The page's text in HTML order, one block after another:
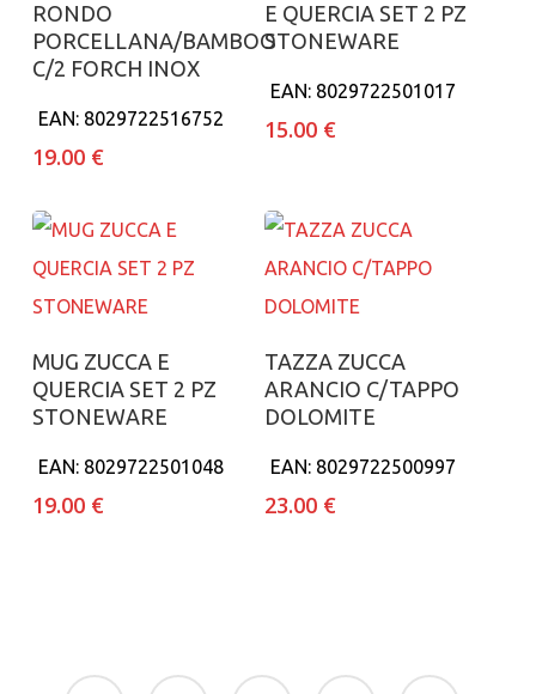
RONDO
PORCELLANA/BAMBOO
C/2 FORCH INOX
EAN: 8029722516752
19.00 €
E QUERCIA SET 2 PZ
STONEWARE
EAN: 8029722501017
15.00 €
Aggiungi al carrello
MUG ZUCCA E
QUERCIA SET 2 PZ
STONEWARE
EAN: 8029722501048
19.00 €
Aggiungi al carrello
TAZZA ZUCCA
ARANCIO C/TAPPO
DOLOMITE
EAN: 8029722500997
23.00 €
facebook google- instagram whatsapp tiktok